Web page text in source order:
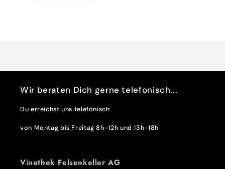
Wir beraten Dich gerne telefonisch...
Du erreichst uns telefonisch
von Montag bis Freitag 8h-12h und 13h-18h
Vinothek Felsenkeller AG